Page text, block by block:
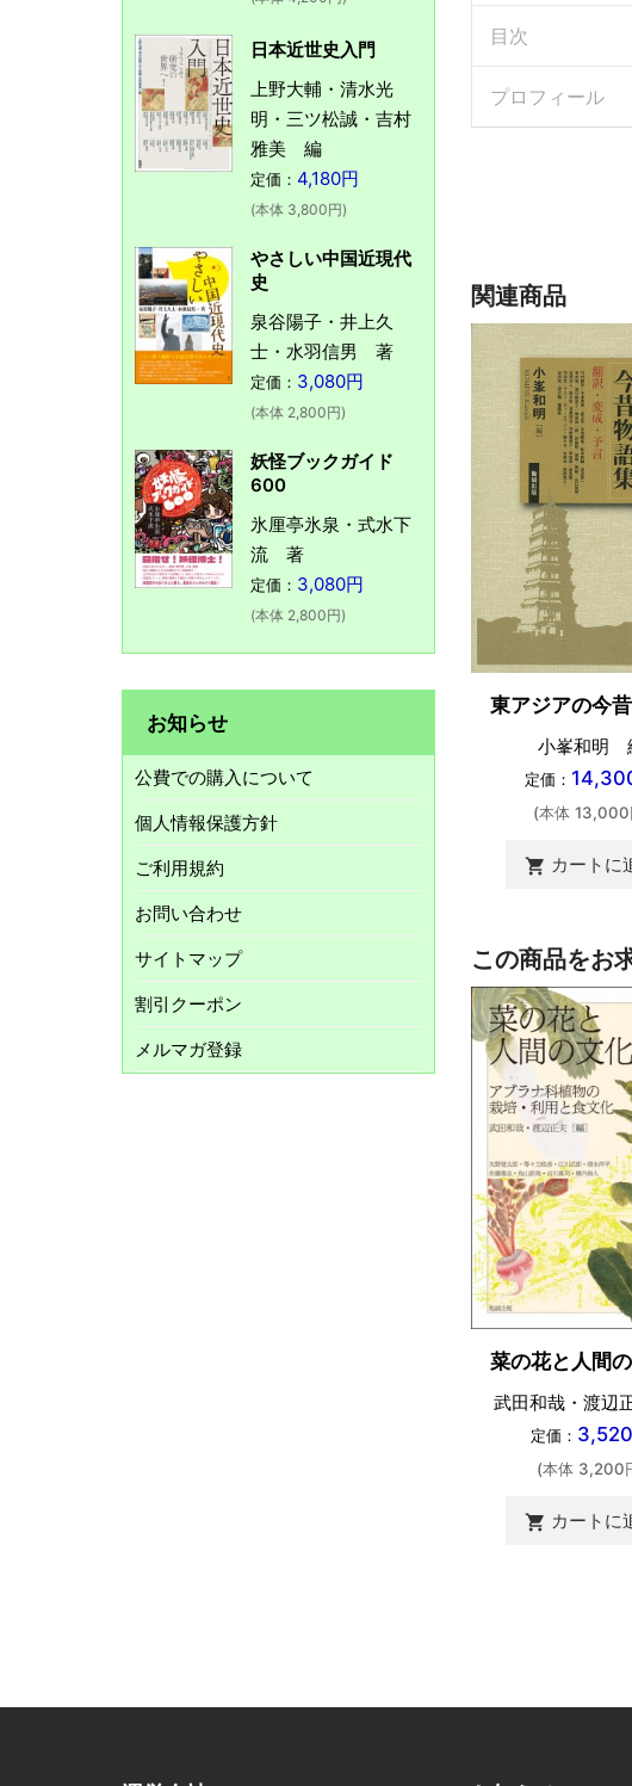
目次
プロフィール
関連商品
東アジアの今
小峯和明
定価：
(本体 13,000
shopping_cart カートに
この商品をお
菜の花と人間
武田和哉・渡
定価：
(本体 3,200
shopping_cart カートに
日本近世史入門
上野大輔・清水光
明・三ツ松誠・吉村
雅美 編
定価： 4,180円
(本体 3,800円)
やさしい中国近現代
史
泉谷陽子・井上久
士・水羽信男 著
定価： 3,080円
(本体 2,800円)
妖怪ブックガイド
600
氷厘亭氷泉・式水下
流 著
定価： 3,080円
(本体 2,800円)
お知らせ
公費での購入について
個人情報保護方針
ご利用規約
お問い合わせ
サイトマップ
割引クーポン
メルマガ登録